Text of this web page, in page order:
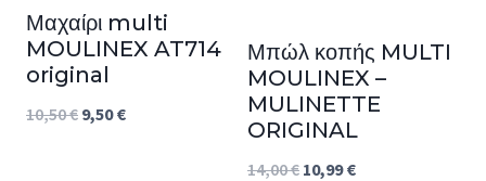
Μαχαίρι multi
MOULINEX AT714
original
10,50€ Original
9,50€Η
Μπώλ κοπής MULTI
MOULINEX –
MULINETTE
ORIGINAL
14,00€ Original
10,99€Η